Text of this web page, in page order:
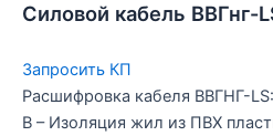
Силовой кабель ВВГнг-
Запросить КП
Расшифровка кабеля ВВГНГ-LS:
В – Изоляция жил из ПВХ